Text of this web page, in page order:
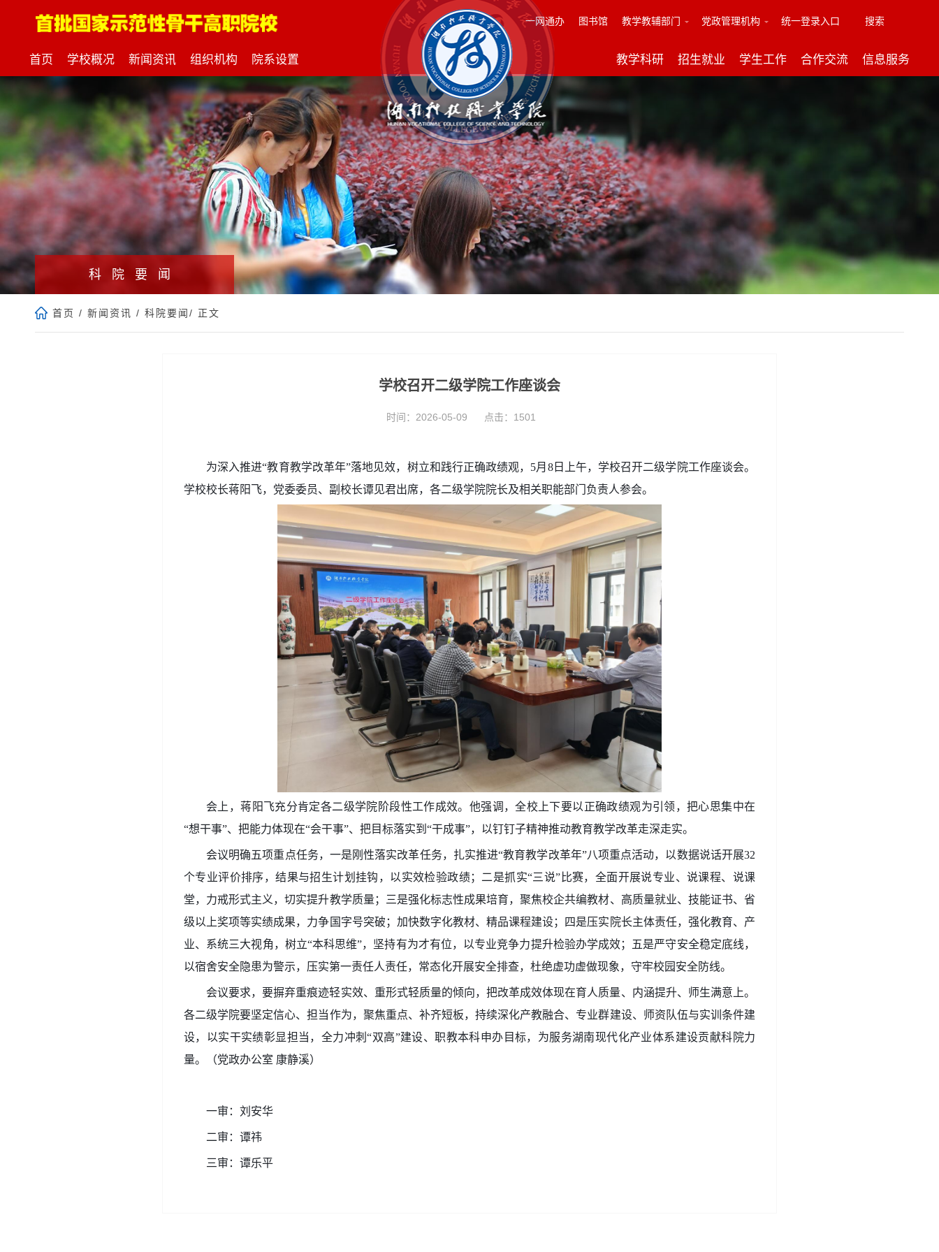
一网通办 图书馆 教学教辅部门 党政管理机构 统一登录入口 搜索
首页 学校概况 新闻资讯 组织机构 院系设置 教学科研 招生就业 学生工作 合作交流 信息服务
科院要闻
首页 / 新闻资讯 / 科院要闻 / 正文
学校召开二级学院工作座谈会
时间：2026-05-09 点击： 1501
为深入推进“教育教学改革年”落地见效，树立和践行正确政绩观，5月8日上午，学校召开二级学院工作座谈会。
学校校长蒋阳飞，党委委员、副校长谭见君出席，各二级学院院长及相关职能部门负责人参会。
会上，蒋阳飞充分肯定各二级学院阶段性工作成效。他强调，全校上下要以正确政绩观为引领，把心思集中在
“想干事”、把能力体现在“会干事”、把目标落实到“干成事”，以钉钉子精神推动教育教学改革走深走实。
会议明确五项重点任务， 一是刚性落实改革任务，扎实推进“教育教学改革年”八项重点活动，以数据说话开展32
个专业评价排序，结果与招生计划挂钩，以实效检验政绩； 二是抓实“三说”比赛， 全面开展说专业、说课程、说课
堂，力戒形式主义，切实提升教学质量；
三是强化标志性成果培育，聚焦校企共编教材、高质量就业、技能证书、省
级以上奖项等实绩成果，力争国字号突破；加快数字化教材、精品课程建设； 四是压实院长主体责任， 强化教育、产
业、系统三大视角，树立“本科思维”，坚持有为才有位，以专业竞争力提升检验办学成效；
五是严守安全稳定底线，
以宿舍安全隐患为警示，压实第一责任人责任，常态化开展安全排查，杜绝虚功虚做现象，守牢校园安全防线。
会议要求，要摒弃重痕迹轻实效、重形式轻质量的倾向，把改革成效体现在育人质量、内涵提升、师生满意上。
各二级学院要坚定信心、担当作为，聚焦重点、补齐短板，持续深化产教融合、专业群建设、师资队伍与实训条件建
设，以实干实绩彰显担当，全力冲刺“双高”建设、职教本科申办目标，为服务湖南现代化产业体系建设贡献科院力
量。（党政办公室 康静溪）
一审：刘安华
二审：谭祎
三审：谭乐平